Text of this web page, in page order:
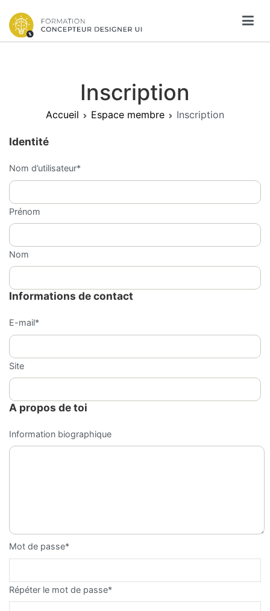
contenu
Formation CDUI
Un site d'exemple WordPress
Inscription
Accueil Espace membre Inscription
Identité
Nom d’utilisateur*
Prénom
Nom
Informations de contact
E-mail*
Site
A propos de toi
Information biographique
Mot de passe*
Répéter le mot de passe*